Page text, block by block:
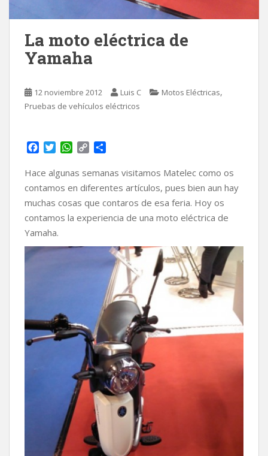
La moto eléctrica de
Yamaha
12 noviembre 2012 Luis C Motos Eléctricas,
Pruebas de vehículos eléctricos
c
e
b
o
o
k
T
i
t
t
e
r
W
a
t
s
A
p
C
p
y
L
i
n
m
p
a
r
t
r
Hace algunas semanas visitamos Matelec como os
contamos en diferentes artículos, pues bien aun hay
muchas cosas que contaros de esa feria. Hoy os
contamos la experiencia de una moto eléctrica de
Yamaha.